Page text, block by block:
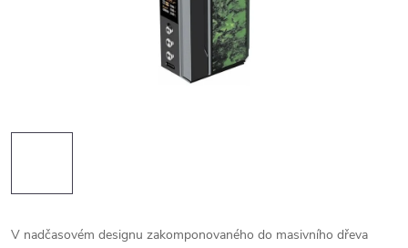
V nadčasovém designu zakomponovaného do masivního dřeva